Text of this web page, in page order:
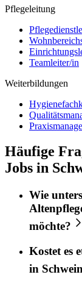
Pflegeleitung
Teamleiter/in
Weiterbildungen
Häufige
Jobs in
Wie
möchte?
Kostet es
in